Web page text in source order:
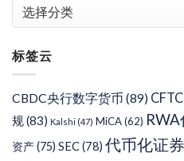
类
标签云
CBDC央行数字货币 (89) CFTC
规(83) Kalshi (47) MiCA(62)
资产(75) SEC(78) 代币化证券